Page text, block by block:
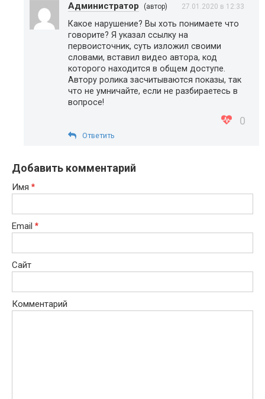
Администратор (автор) 27.01.2020 в 12:33
Какое нарушение? Вы хоть понимаете что
говорите? Я указал ссылку на
первоисточник, суть изложил своими
словами, вставил видео автора, код
которого находится в общем доступе.
Автору ролика засчитываются показы, так
что не умничайте, если не разбираетесь в
вопросе!
0
Ответить
Добавить комментарий
Имя *
Email *
Сайт
Комментарий